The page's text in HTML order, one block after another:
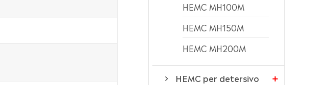
HEMC MH100M
HEMC MH150M
HEMC MH200M
HEMC per detersivo